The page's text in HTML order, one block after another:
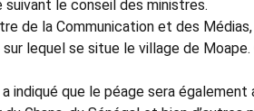
le conseil des ministres.
de la Communication et des
lequel se situe le village de
indiqué que le péage sera